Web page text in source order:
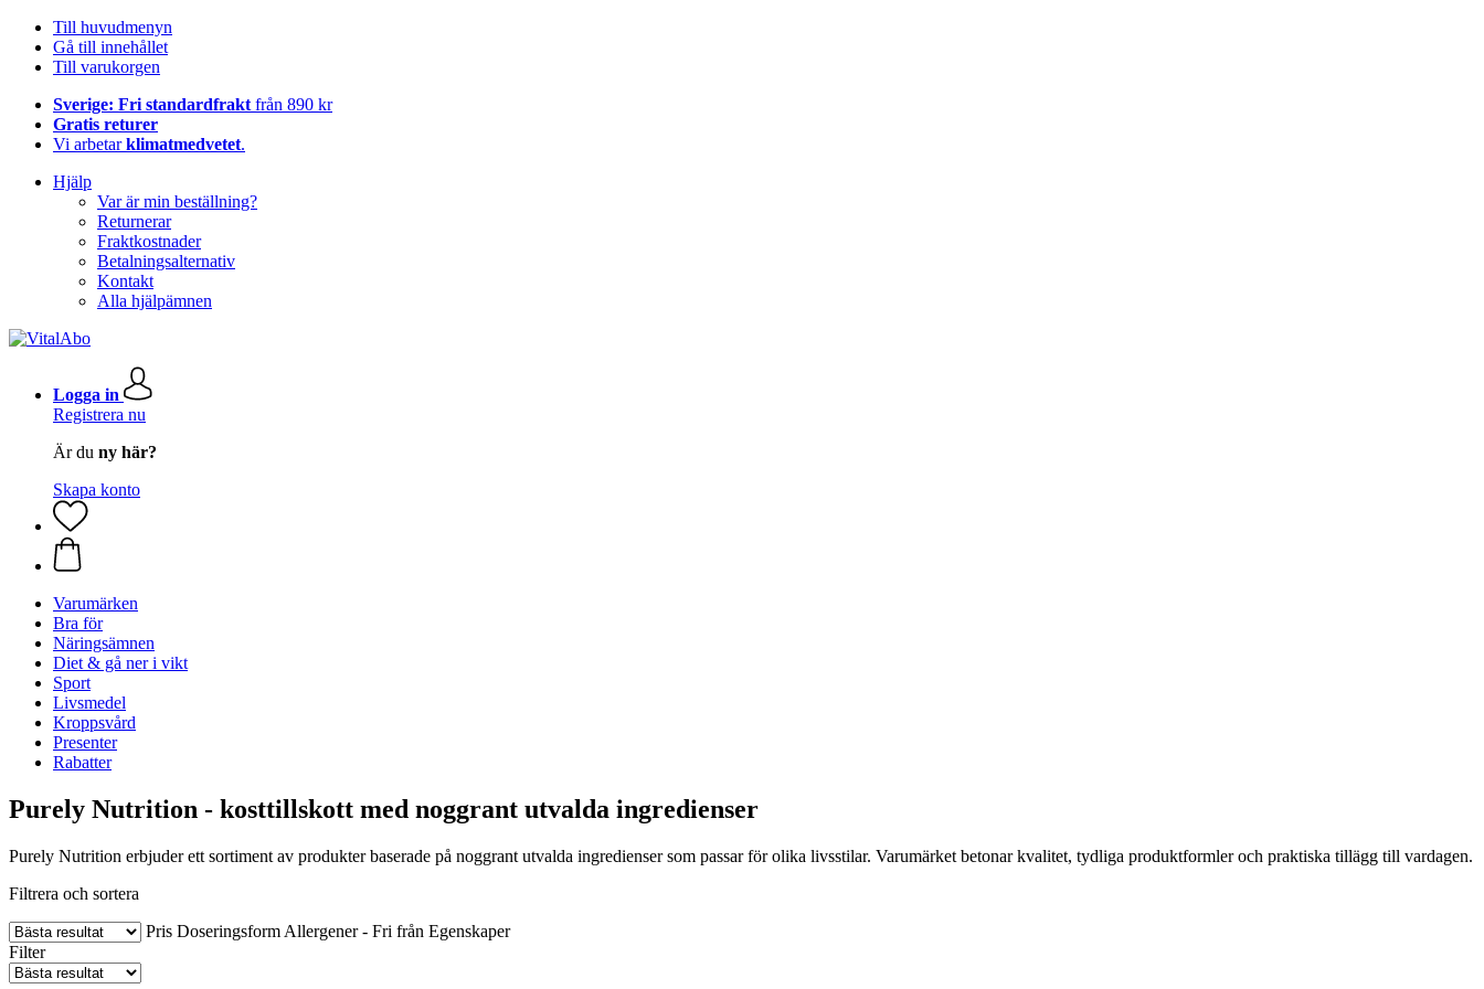
Till huvudmenyn
Gå till innehållet
Till varukorgen
Sverige: Fri standardfrakt från 890 kr
Gratis returer
Vi arbetarklimatmedvetet.
Hjälp
Var är min beställning?
Returnerar
Fraktkostnader
Betalningsalternativ
Kontakt
Alla hjälpämnen
Logga in
Registrera nu
Är du ny här?
Skapa konto
Varumärken
Bra för
Näringsämnen
Diet & gå ner i vikt
Sport
Livsmedel
Kroppsvård
Presenter
Rabatter
Purely Nutrition - kosttillskott med noggrant utvalda ingredienser
Purely Nutrition erbjuder ett sortiment av produkter baserade på noggrant utvalda ingredienser som passar för olika livsstilar. Varumärket betonar kvalitet, tydliga produktformler och praktiska tillägg till vardagen.
Filtrera och sortera
Pris Doseringsform Allergener - Fri från Egenskaper
Filter